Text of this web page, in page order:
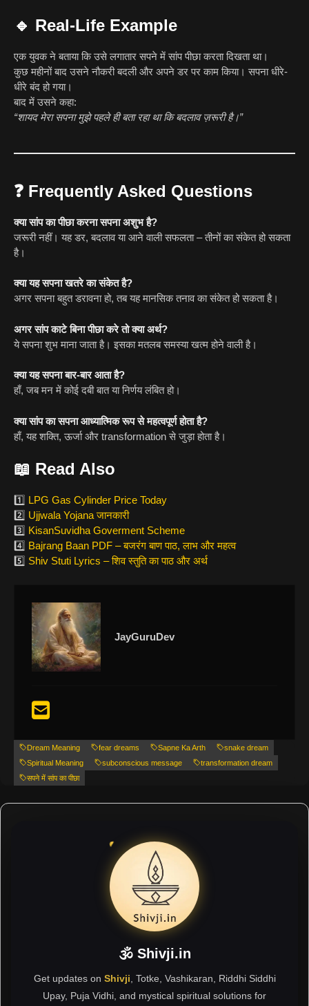
🔹 Real-Life Example
एक युवक ने बताया कि उसे लगातार सपने में सांप पीछा करता दिखता था।
कुछ महीनों बाद उसने नौकरी बदली और अपने डर पर काम किया। सपना धीरे-
धीरे बंद हो गया।
बाद में उसने कहा:
“शायद मेरा सपना मुझे पहले ही बता रहा था कि बदलाव ज़रूरी है।”
❓ Frequently Asked Questions
क्या सांप का पीछा करना सपना अशुभ है?
जरूरी नहीं। यह डर, बदलाव या आने वाली सफलता – तीनों का संकेत हो सकता
है।
क्या यह सपना खतरे का संकेत है?
अगर सपना बहुत डरावना हो, तब यह मानसिक तनाव का संकेत हो सकता है।
अगर सांप काटे बिना पीछा करे तो क्या अर्थ?
ये सपना शुभ माना जाता है। इसका मतलब समस्या खत्म होने वाली है।
क्या यह सपना बार-बार आता है?
हाँ, जब मन में कोई दबी बात या निर्णय लंबित हो।
क्या सांप का सपना आध्यात्मिक रूप से महत्वपूर्ण होता है?
हाँ, यह शक्ति, ऊर्जा और transformation से जुड़ा होता है।
📖 Read Also
1️⃣ LPG Gas Cylinder Price Today
2️⃣ Ujjwala Yojana जानकारी
3️⃣ KisanSuvidha Goverment Scheme
4️⃣ Bajrang Baan PDF – बजरंग बाण पाठ, लाभ और महत्व
5️⃣ Shiv Stuti Lyrics – शिव स्तुति का पाठ और अर्थ
JayGuruDev
Dream Meaning fear dreams Sapne Ka Arth
snake dream
Spiritual Meaning
subconscious message
transformation dream
सपने में सांप का पीछा
🕉 Shivji.in
Get updates on Shivji , Totke, Vashikaran, Riddhi Siddhi
Upay, Puja Vidhi, and mystical spiritual solutions for